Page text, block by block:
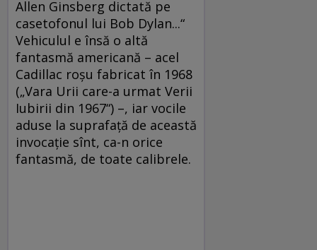
Allen Ginsberg dictată pe
casetofonul lui Bob Dylan...“
Vehiculul e însă o altă
fantasmă americană – acel
Cadillac roşu fabricat în 1968
(„Vara Urii care-a urmat Verii
Iubirii din 1967“) –, iar vocile
aduse la suprafaţă de această
invocaţie sînt, ca-n orice
fantasmă, de toate calibrele.